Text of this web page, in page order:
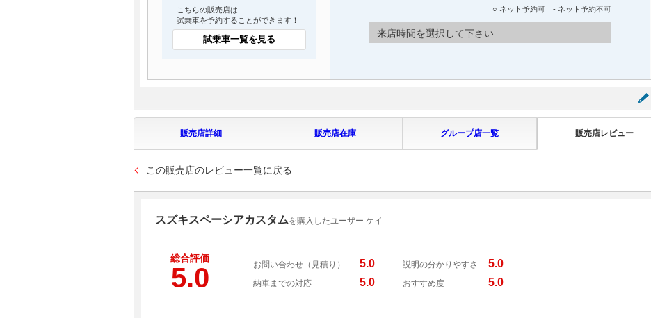
こちらの販売店は
試乗車を予約することができます！
試乗車一覧を見る
○ ネット予約可 - ネット予約不可
来店時間を選択して下さい
販売店詳細 販売店在庫 グループ店一覧 販売店レビュー
この販売店のレビュー一覧に戻る
スズキスペーシアカスタムを購入したユーザー ケイ
総合評価
5.0 お問い合わせ（見積り） 5.0 説明の分かりやすさ 5.0
納車までの対応 5.0 おすすめ度 5.0